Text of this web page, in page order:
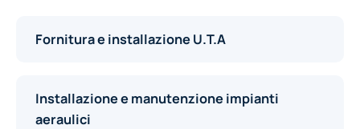
Fornitura e installazione U.T.A
Installazione e manutenzione impianti
aeraulici